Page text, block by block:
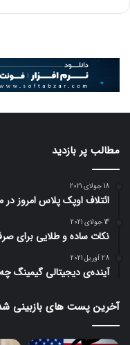
مطالب پر بازدید
18 جولای 2021
ائتلاف اوپک پلاس امروز
14 جولای 2021
نکات ساده و طلایی برای
28 آوریل 2021
آینده‌ی دیجیتالی گیمینگ
آخرین پست های بازبینی